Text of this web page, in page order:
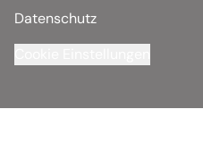
Datenschutz